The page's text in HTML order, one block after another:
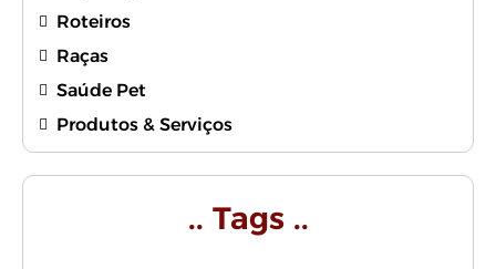
Roteiros
Raças
Saúde Pet
Produtos & Serviços
.. Tags ..